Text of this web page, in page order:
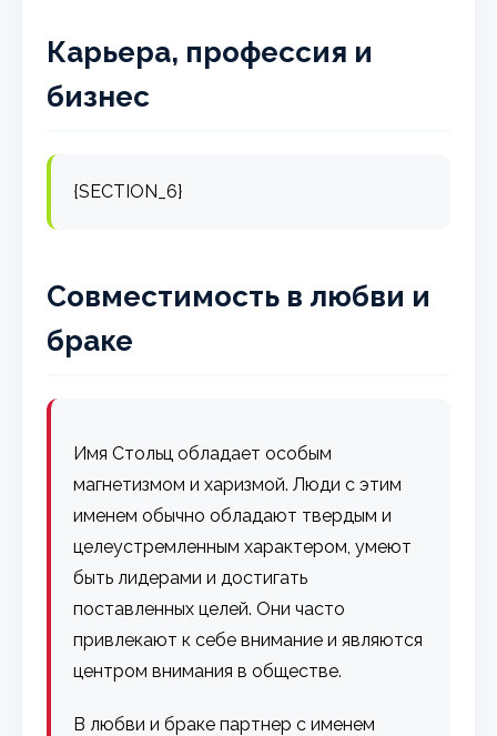
Карьера, профессия и
бизнес
{SECTION_6}
Совместимость в любви и
браке
Имя Стольц обладает особым
магнетизмом и харизмой. Люди с этим
именем обычно обладают твердым и
целеустремленным характером, умеют
быть лидерами и достигать
поставленных целей. Они часто
привлекают к себе внимание и являются
центром внимания в обществе.
В любви и браке партнер с именем